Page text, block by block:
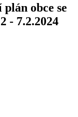
obce se
- 7.2.2024